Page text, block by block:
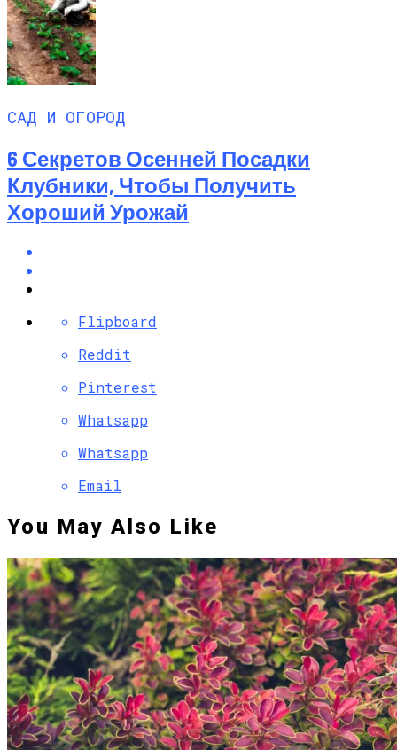
САД И ОГОРОД
6 Секретов Осенней Посадки
Клубники, Чтобы Получить
Хороший Урожай
Flipboard
Reddit
Pinterest
Whatsapp
Whatsapp
Email
You May Also Like